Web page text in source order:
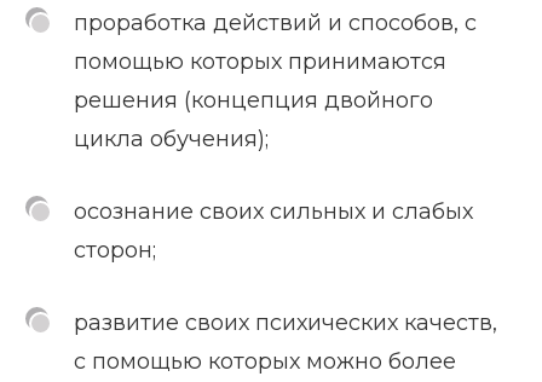
проработка действий и способов, с
помощью которых принимаются
решения (концепция двойного
цикла обучения);
осознание своих сильных и слабых
сторон;
развитие своих психических качеств,
с помощью которых можно более